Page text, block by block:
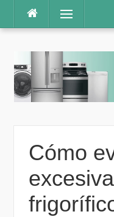
contenido
Menú
Cómo